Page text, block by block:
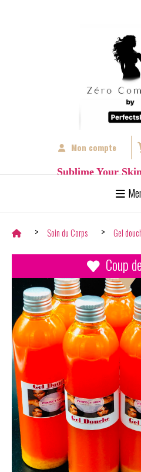
Sublime Your
Mon compte
Soin du Corps Gel
Coup